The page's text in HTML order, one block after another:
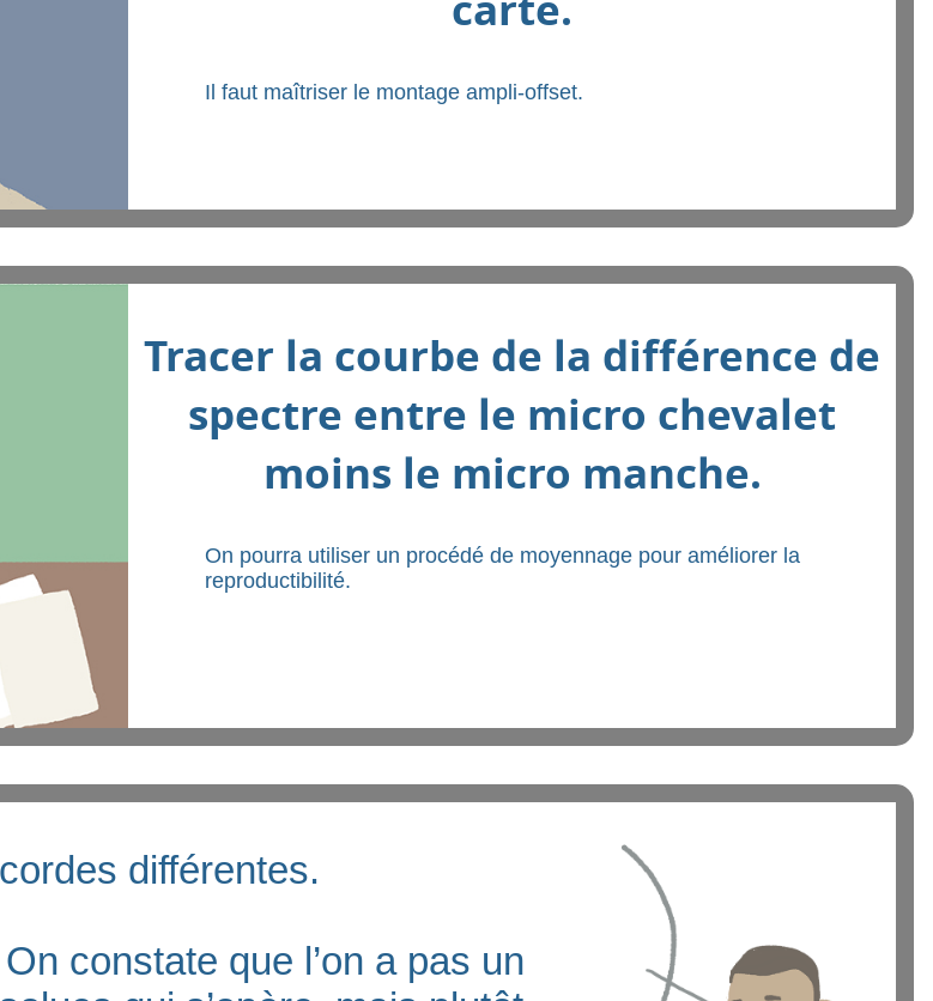
Il faut maîtriser le montage ampli-offset.
Tracer la courbe de la différence de
spectre entre le micro chevalet
moins le micro manche.
On pourra utiliser un procédé de moyennage pour améliorer la
reproductibilité.
différentes.
constate que l’on a pas un